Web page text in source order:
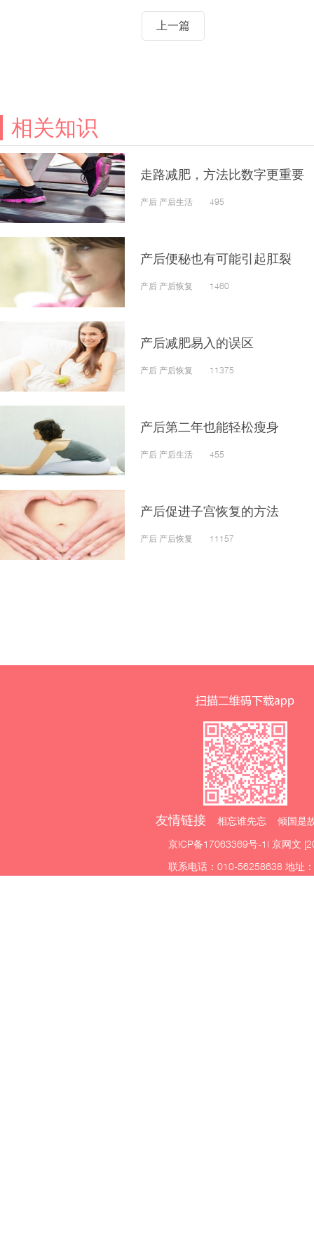
上一篇
相关知识
走路减肥，方法比数字更重要
产后 产后生活 495
产后便秘也有可能引起肛裂
产后 产后恢复 1460
产后减肥易入的误区
产后 产后恢复 11375
产后第二年也能轻松瘦身
产后 产后生活 455
产后促进子宫恢复的方法
产后 产后恢复 11157
友情链接 相忘谁先忘 倾国是
京ICP备17063369号-1 | 京网文
联系电话：010-56258638 地址